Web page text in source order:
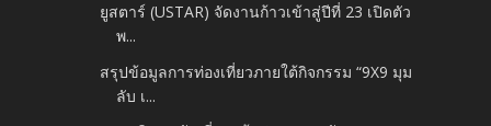
ยูสตาร์ (USTAR) จัดงานก้าวเข้าสู่ปีที่ 23 เปิดตัว
พ...
สรุปข้อมูลการท่องเที่ยวภายใต้กิจกรรม “9X9 มุม
ลับ เ...